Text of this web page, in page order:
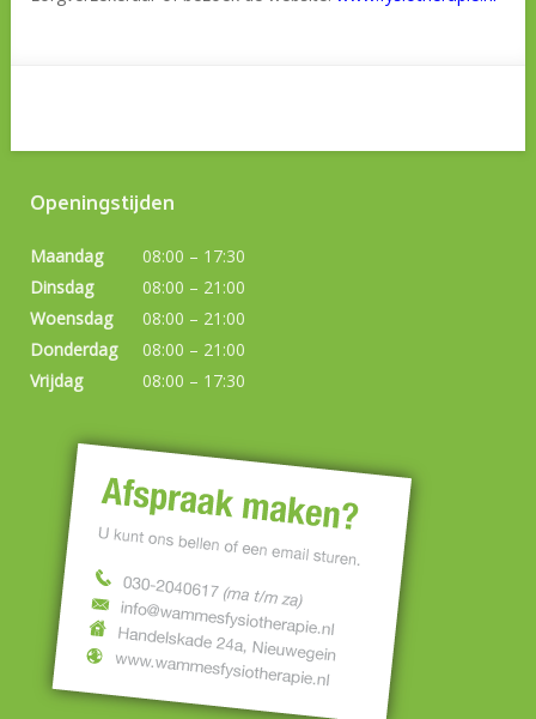
Openingstijden
Maandag
08:00 – 17:30
Dinsdag
08:00 – 21:00
Woensdag
08:00 – 21:00
Donderdag
08:00 – 21:00
Vrijdag
08:00 – 17:30